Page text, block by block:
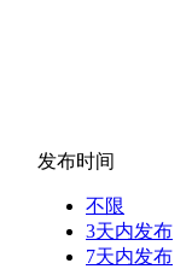
发布时间
不限
3天内发布
7天内发布